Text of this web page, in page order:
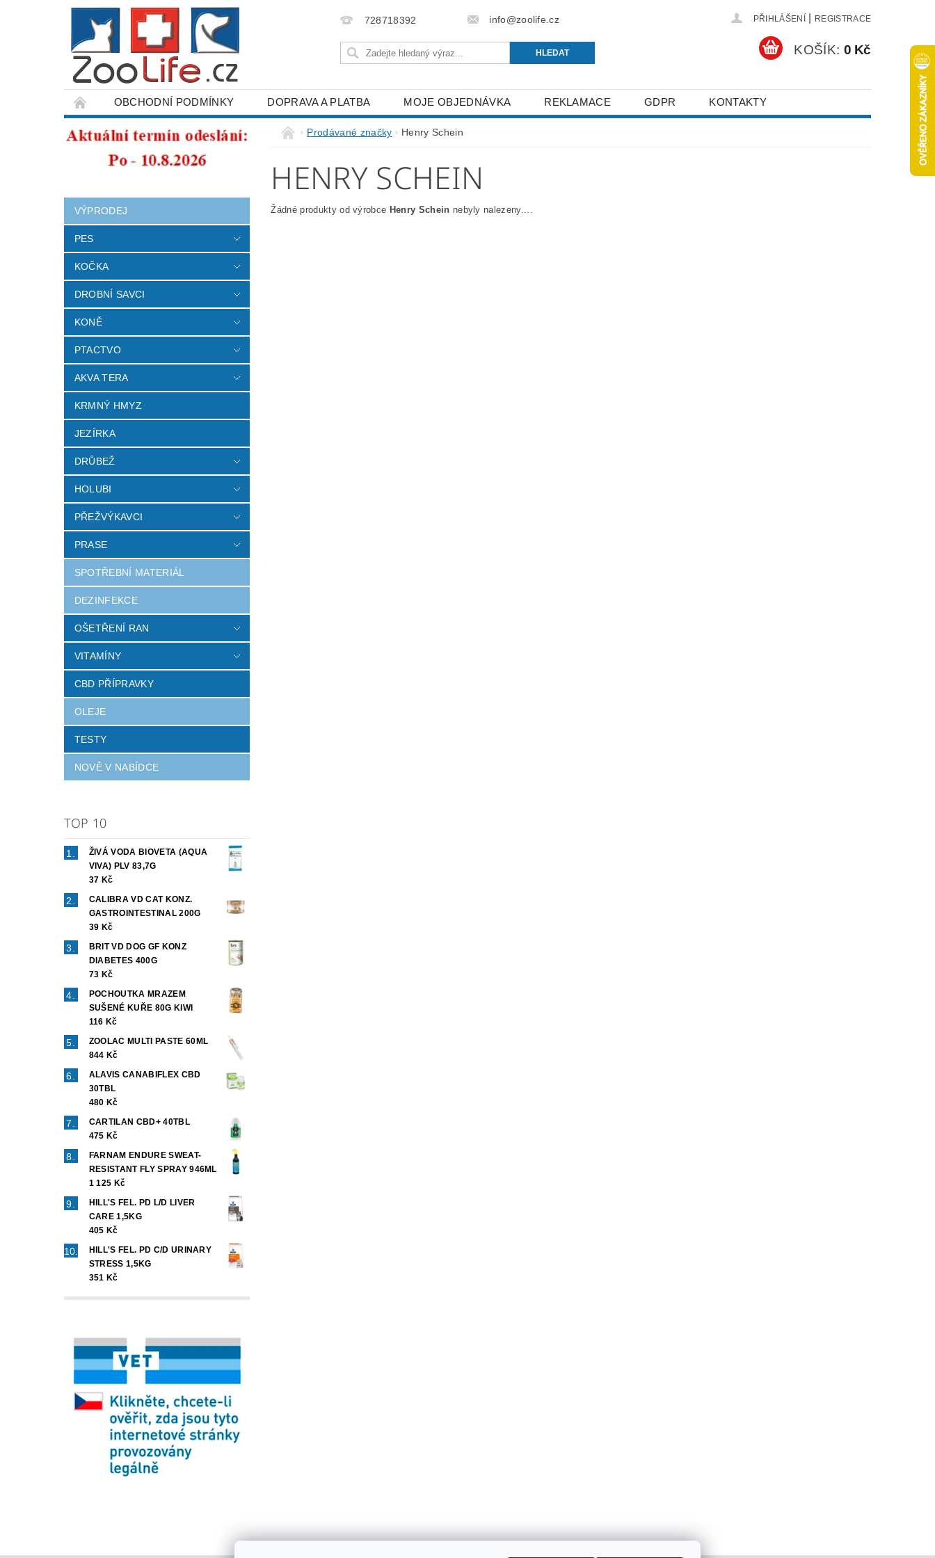
728718392 info@zoolife.cz PŘIHLÁŠENÍ REGISTRACE
KOŠÍK: 0 Kč
OBCHODNÍ PODMÍNKY DOPRAVA A PLATBA MOJE OBJEDNÁVKA REKLAMACE GDPR KONTAKTY
ODSTOUPENÍ OD SMLOUVY
VÝPRODEJ
PES
KOČKA
DROBNÍ SAVCI
KONĚ
PTACTVO
AKVA TERA
KRMNÝ HMYZ
JEZÍRKA
DRŮBEŽ
HOLUBI
PŘEŽVÝKAVCI
PRASE
SPOTŘEBNÍ MATERIÁL
DEZINFEKCE
OŠETŘENÍ RAN
VITAMÍNY
CBD PŘÍPRAVKY
OLEJE
TESTY
NOVĚ V NABÍDCE
TOP 10
ŽIVÁ VODA BIOVETA (AQUA
VIVA) PLV 83,7G
37 Kč
CALIBRA VD CAT KONZ.
GASTROINTESTINAL 200G
39 Kč
BRIT VD DOG GF KONZ
DIABETES 400G
73 Kč
POCHOUTKA MRAZEM
SUŠENÉ KUŘE 80G KIWI
116 Kč
ZOOLAC MULTI PASTE 60ML
844 Kč
ALAVIS CANABIFLEX CBD
30TBL
480 Kč
CARTILAN CBD+ 40TBL
475 Kč
FARNAM ENDURE SWEAT-
RESISTANT FLY SPRAY 946ML
1 125 Kč
HILL'S FEL. PD L/D LIVER
CARE 1,5KG
405 Kč
HILL'S FEL. PD C/D URINARY
STRESS 1,5KG
351 Kč
Prodávané značky Henry Schein
HENRY SCHEIN
Žádné produkty od výrobce Henry Schein nebyly nalezeny....